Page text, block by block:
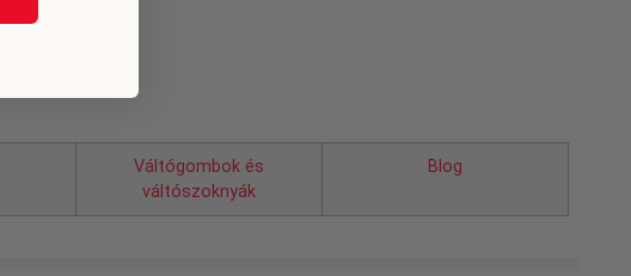
Váltógombok és
váltószoknyák
Blog